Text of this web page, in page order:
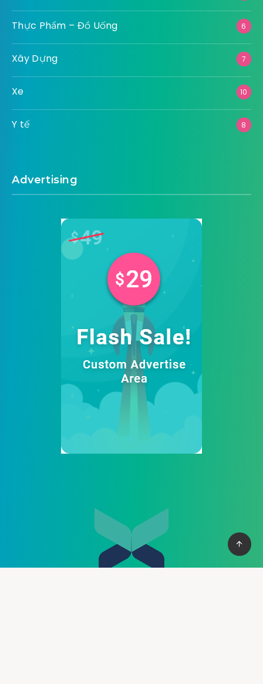
Thực Phẩm – Đồ Uống 6
Xây Dựng 7
Xe 10
Y tế 8
Advertising